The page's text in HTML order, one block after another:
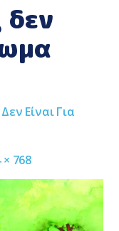
Είναι Για
× 768